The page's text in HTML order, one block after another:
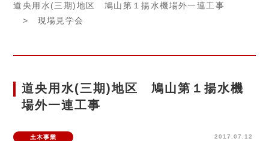
道央用水(三期)地区 鳩山第１揚水機場外一連工事
> 現場見学会
道央用水(三期)地区 鳩山第１揚水機
場外一連工事
土木事業 2017.07.12